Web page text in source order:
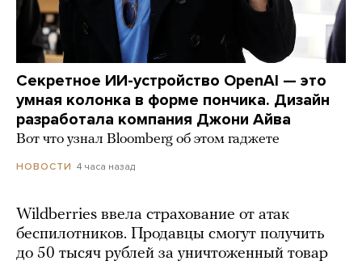
Секретное ИИ-устройство OpenAI — это
умная колонка в форме пончика. Дизайн
разработала компания Джони Айва
Вот что узнал Bloomberg об этом гаджете
НОВОСТИ 4 часа назад
Wildberries ввела страхование от атак
беспилотников. Продавцы смогут получить
до 50 тысяч рублей за уничтоженный товар